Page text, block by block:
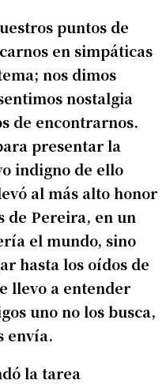
puntos de
en simpáticas
nos dimos
nostalgia
de encontrarnos.
presentar la
indigno de ello
al más alto honor
de Pereira, en un
el mundo, sino
hasta los oídos de
llevo a entender
uno no los busca,
envía.
la tarea